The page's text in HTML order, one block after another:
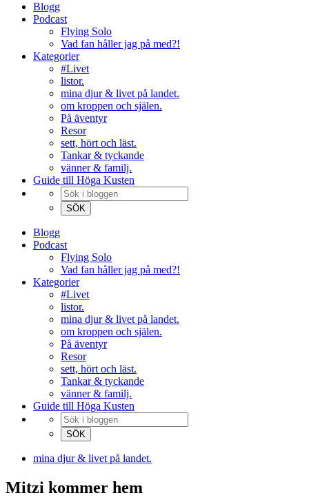
Blogg
Podcast
Flying Solo
Vad fan håller jag på med?!
Kategorier
#Livet
listor.
mina djur & livet på landet.
om kroppen och själen.
På äventyr
Resor
sett, hört och läst.
Tankar & tyckande
vänner & familj.
Guide till Höga Kusten
Blogg
Podcast
Flying Solo
Vad fan håller jag på med?!
Kategorier
#Livet
listor.
mina djur & livet på landet.
om kroppen och själen.
På äventyr
Resor
sett, hört och läst.
Tankar & tyckande
vänner & familj.
Guide till Höga Kusten
mina djur & livet på landet.
Mitzi kommer hem